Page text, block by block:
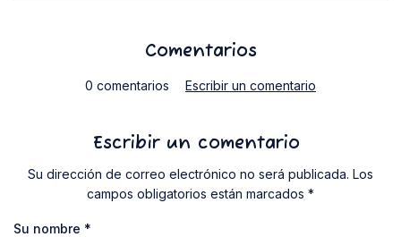
Comentarios
0 comentarios Escribir un comentario
Escribir un comentario
Su dirección de correo electrónico no será publicada. Los
campos obligatorios están marcados *
Su nombre *